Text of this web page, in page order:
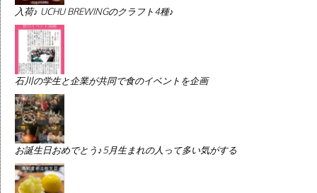
入荷♪ UCHU BREWINGのクラフト4種♪
石川の学生と企業が共同で食のイベントを企画
お誕生日おめでとう♪5月生まれの人って多い気がする